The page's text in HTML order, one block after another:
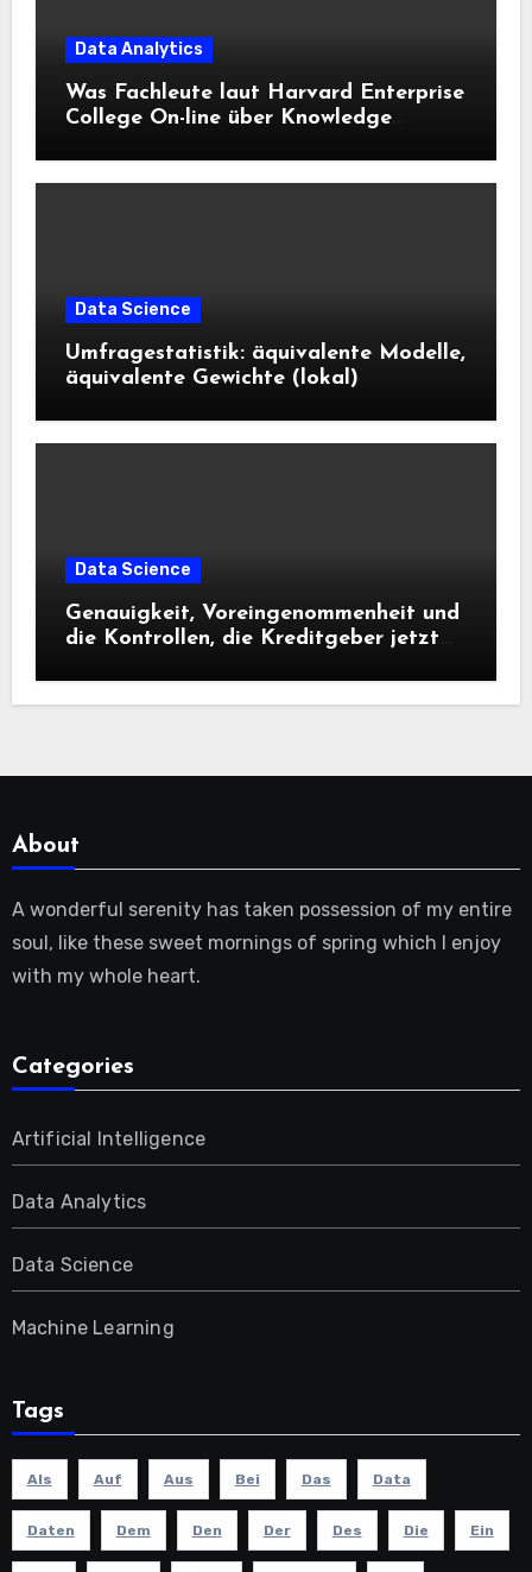
Data Analytics
Was Fachleute laut Harvard Enterprise
College On-line über Knowledge
Data Science
Umfragestatistik: äquivalente Modelle,
äquivalente Gewichte (lokal)
Data Science
Genauigkeit, Voreingenommenheit und
die Kontrollen, die Kreditgeber jetzt
About
A wonderful serenity has taken possession of my entire
soul, like these sweet mornings of spring which I enjoy
with my whole heart.
Categories
Artificial Intelligence
Data Analytics
Data Science
Machine Learning
Tags
Als Auf Aus Bei Das Data
Daten Dem Den Der Des Die Ein